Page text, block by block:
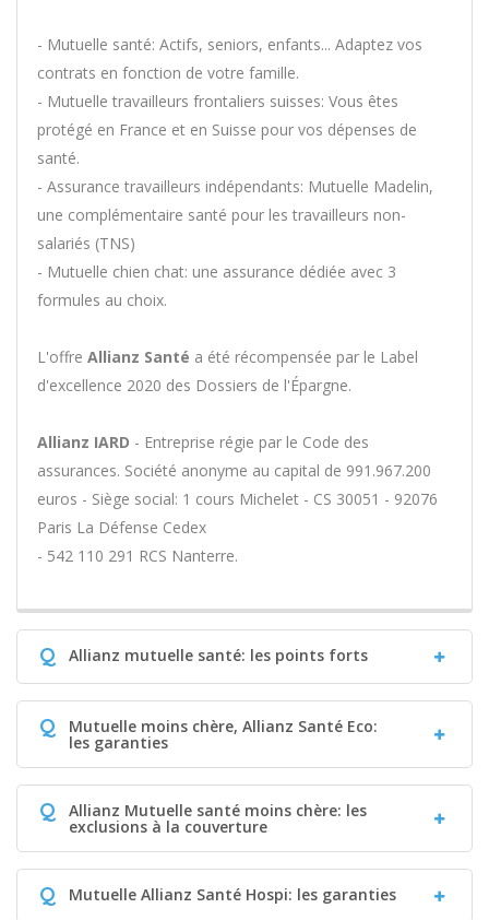
- Mutuelle santé: Actifs, seniors, enfants... Adaptez vos
contrats en fonction de votre famille.
- Mutuelle travailleurs frontaliers suisses: Vous êtes
protégé en France et en Suisse pour vos dépenses de
santé.
- Assurance travailleurs indépendants: Mutuelle Madelin,
une complémentaire santé pour les travailleurs non-
salariés (TNS)
- Mutuelle chien chat: une assurance dédiée avec 3
formules au choix.
L'offre Allianz Santé a été récompensée par le Label
d'excellence 2020 des Dossiers de l'Épargne.
Allianz IARD - Entreprise régie par le Code des
assurances. Société anonyme au capital de 991.967.200
euros - Siège social: 1 cours Michelet - CS 30051 - 92076
Paris La Défense Cedex
- 542 110 291 RCS Nanterre.
Q Allianz mutuelle santé: les points forts
Q Mutuelle moins chère, Allianz Santé Eco:
les garanties
Q Allianz Mutuelle santé moins chère: les
exclusions à la couverture
Q Mutuelle Allianz Santé Hospi: les garanties